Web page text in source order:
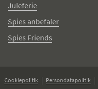
Juleferie
Spies anbefaler
Spies Friends
Cookiepolitik Persondatapolitik